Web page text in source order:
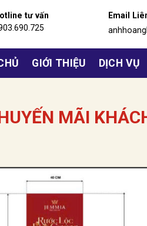
tư vấn
Email
GIỚI THIỆU DỊCH VỤ
MÃI